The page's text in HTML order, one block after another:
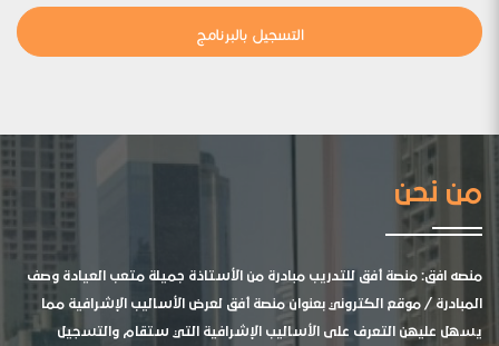
التسجيل بالبرنامج
من نحن
منصه افق: منصة أفق للتدريب مبادرة من الأستاذة جميلة متعب العيادة وصف
المبادرة / موقع الكتروني بعنوان منصة أفق لعرض الأساليب الإشرافية مما
يسهل عليهن التعرف على الأساليب الإشرافية التي ستقام والتسجيل